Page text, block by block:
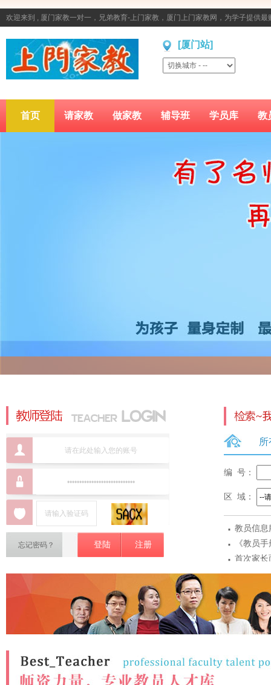
欢迎来到 , 厦门家教一对一，兄弟教育-上门家教，厦门上门家教网，为学子提供
[厦门站]
首页 请家教 做家教 辅导班 学员库 教
忘记密码？ 登陆 注册
编 号：
区 域：
· 教员信息
标准
· 《教员
· 首次家长
项
· 教员敏感
密
· 教员第一
注意事...
· 教员认证